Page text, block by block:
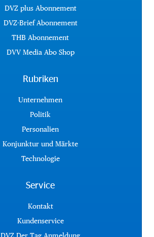
DVZ plus Abonnement
DVZ-Brief Abonnement
THB Abonnement
DVV Media Abo Shop
Rubriken
Unternehmen
Politik
Personalien
Konjunktur und Märkte
Technologie
Service
Kontakt
Kundenservice